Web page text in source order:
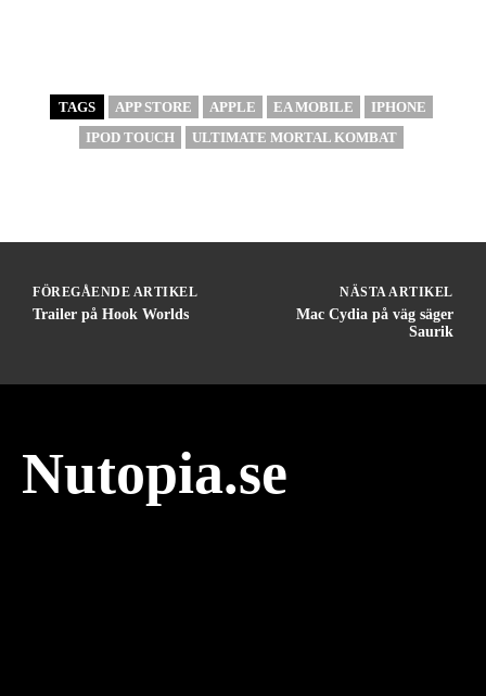
TAGS APP STORE APPLE EA MOBILE
IPHONE
IPOD TOUCH
ULTIMATE MORTAL KOMBAT
FÖREGÅENDE ARTIKEL
Trailer på Hook Worlds
NÄSTA ARTIKEL
Mac Cydia på väg säger
Saurik
Nutopia.se